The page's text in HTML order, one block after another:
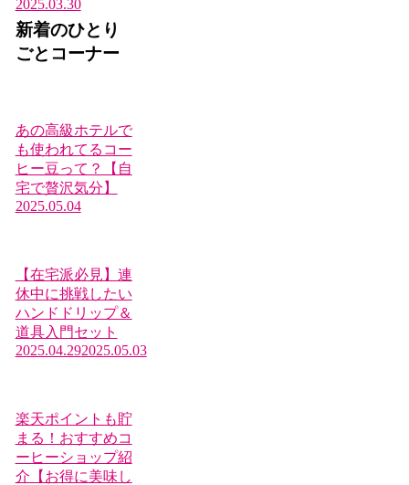
2025.03.30
新着のひとり
ごとコーナー
あの高級ホテルで
も使われてるコー
ヒー豆って？【自
宅で贅沢気分】
2025.05.04
【在宅派必見】連
休中に挑戦したい
ハンドドリップ＆
道具入門セット
2025.04.292025.05.03
楽天ポイントも貯
まる！おすすめコ
ーヒーショップ紹
介【お得に美味し